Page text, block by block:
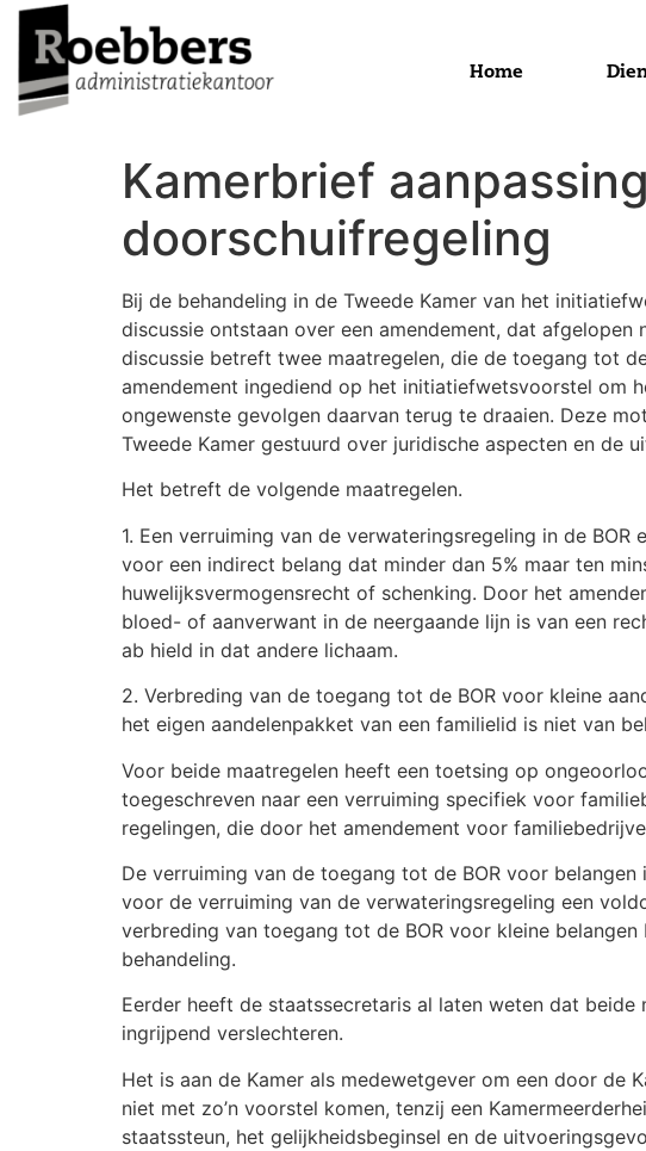
Home
Kamerbrief
doorschuifregeling
Bij de behandeling in de Tweede Kamer van het
discussie ontstaan over een amendement, dat
discussie betreft twee maatregelen, die de toegang tot
amendement ingediend op het initiatiefwetsvoorstel om
ongewenste gevolgen daarvan terug te draaien. Deze
Tweede Kamer gestuurd over juridische aspecten en de
Het betreft de volgende maatregelen.
1. Een verruiming van de verwateringsregeling in de
voor een indirect belang dat minder dan 5% maar ten
huwelijksvermogensrecht of schenking. Door het
bloed- of aanverwant in de neergaande lijn is van een
ab hield in dat andere lichaam.
2. Verbreding van de toegang tot de BOR voor kleine
het eigen aandelenpakket van een familielid is niet van
Voor beide maatregelen heeft een toetsing op
toegeschreven naar een verruiming specifiek voor
regelingen, die door het amendement voor
De verruiming van de toegang tot de BOR voor
voor de verruiming van de verwateringsregeling een
verbreding van toegang tot de BOR voor kleine
behandeling.
Eerder heeft de staatssecretaris al laten weten dat beide
ingrijpend verslechteren.
Het is aan de Kamer als medewetgever om een door de
niet met zo’n voorstel komen, tenzij een
staatssteun, het gelijkheidsbeginsel en de